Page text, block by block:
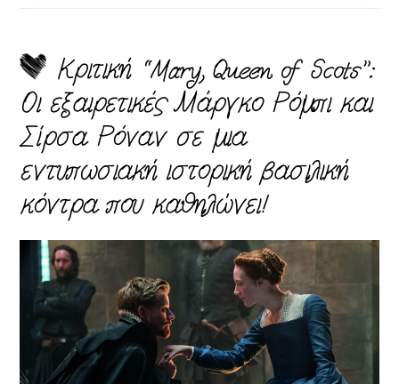
Κριτική “Mary, Queen of Scots”:
Οι εξαιρετικές Μάργκο Ρόμπι και
Σίρσα Ρόναν σε μια
εντυπωσιακή ιστορική βασιλική
κόντρα που καθηλώνει!